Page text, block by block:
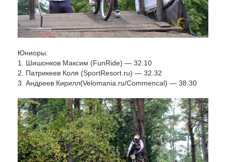
Юниоры:
1. Шишонков Максим (FunRide) — 32.10
2. Патрикеев Коля (SportResort.ru) — 32.32
3. Андреев Кирилл(Velomania.ru/Commencal) — 38.30